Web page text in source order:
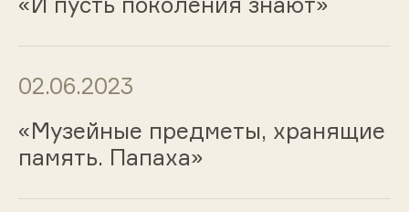
02.06.2023
«Музейные предметы, хранящие
память. Папаха»